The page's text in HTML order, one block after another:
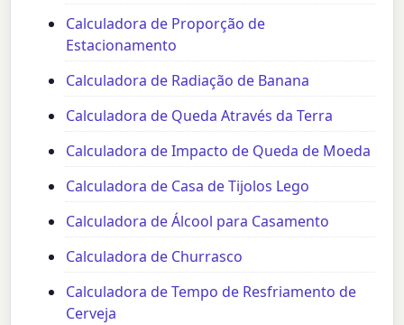
Calculadora de Proporção de
Estacionamento
Calculadora de Radiação de Banana
Calculadora de Queda Através da Terra
Calculadora de Impacto de Queda de Moeda
Calculadora de Casa de Tijolos Lego
Calculadora de Álcool para Casamento
Calculadora de Churrasco
Calculadora de Tempo de Resfriamento de
Cerveja